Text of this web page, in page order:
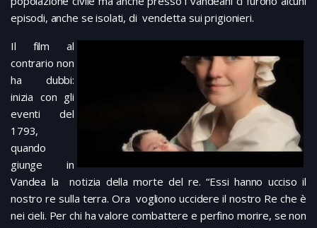
episodi, anche se isolati, di vendetta sui prigionieri.
Il film al
contrario non
ha dubbi:
inizia con gli
eventi del
1793,
quando
giunge in
Vandea la notizia della morte del re. “Essi hanno ucciso il
nostro re sulla terra. Ora vogliono uccidere il nostro Re che è
nei cieli. Per chi ha valore combattere e perfino morire, se non